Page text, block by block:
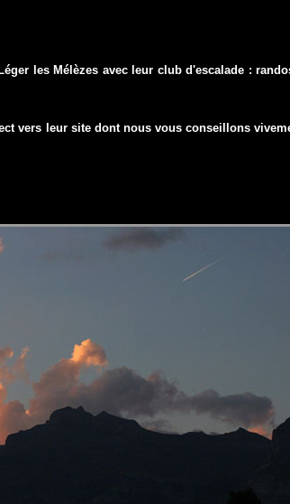
les Mélèzes avec leur club d'escalade :
vers leur site dont nous vous conseillons